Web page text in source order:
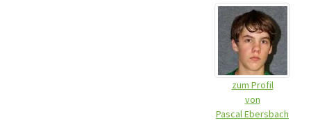
zum Profil
von
Pascal Ebersbach